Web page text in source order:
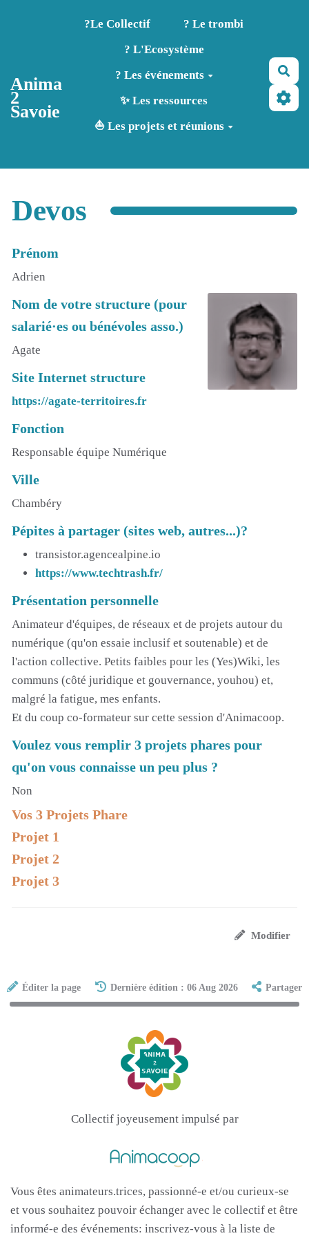
Aller au contenu principal
Anima
2
Savoie
?️Le Collectif
? Le trombi
? L'Ecosystème
? Les événements
✨ Les ressources
⛵ Les projets et réunions
Devos
Prénom
Adrien
Nom de votre structure (pour
salarié·es ou bénévoles asso.)
Agate
Site Internet structure
https://agate-territoires.fr
Fonction
Responsable équipe Numérique
Ville
Chambéry
Pépites à partager (sites web, autres...)?
transistor.agencealpine.io
https://www.techtrash.fr/
Présentation personnelle
Animateur d'équipes, de réseaux et de projets autour du
numérique (qu'on essaie inclusif et soutenable) et de
l'action collective. Petits faibles pour les (Yes)Wiki, les
communs (côté juridique et gouvernance, youhou) et,
malgré la fatigue, mes enfants.
Et du coup co-formateur sur cette session d'Animacoop.
Voulez vous remplir 3 projets phares pour
qu'on vous connaisse un peu plus ?
Non
Vos 3 Projets Phare
Projet 1
Projet 2
Projet 3
Modifier
Éditer la page Dernière édition : 06 Aug 2026 Partager
Collectif joyeusement impulsé par
Vous êtes animateurs.trices, passionné-e et/ou curieux-se
et vous souhaitez pouvoir échanger avec le collectif et être
informé-e des événements: inscrivez-vous à la liste de